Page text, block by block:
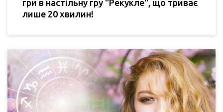
гри в настільну гру "Рекукле", що триває
лише 20 хвилин!